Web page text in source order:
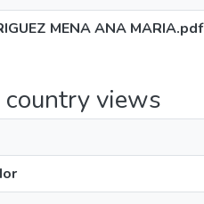
MENA ANA MARIA.pdf
country views